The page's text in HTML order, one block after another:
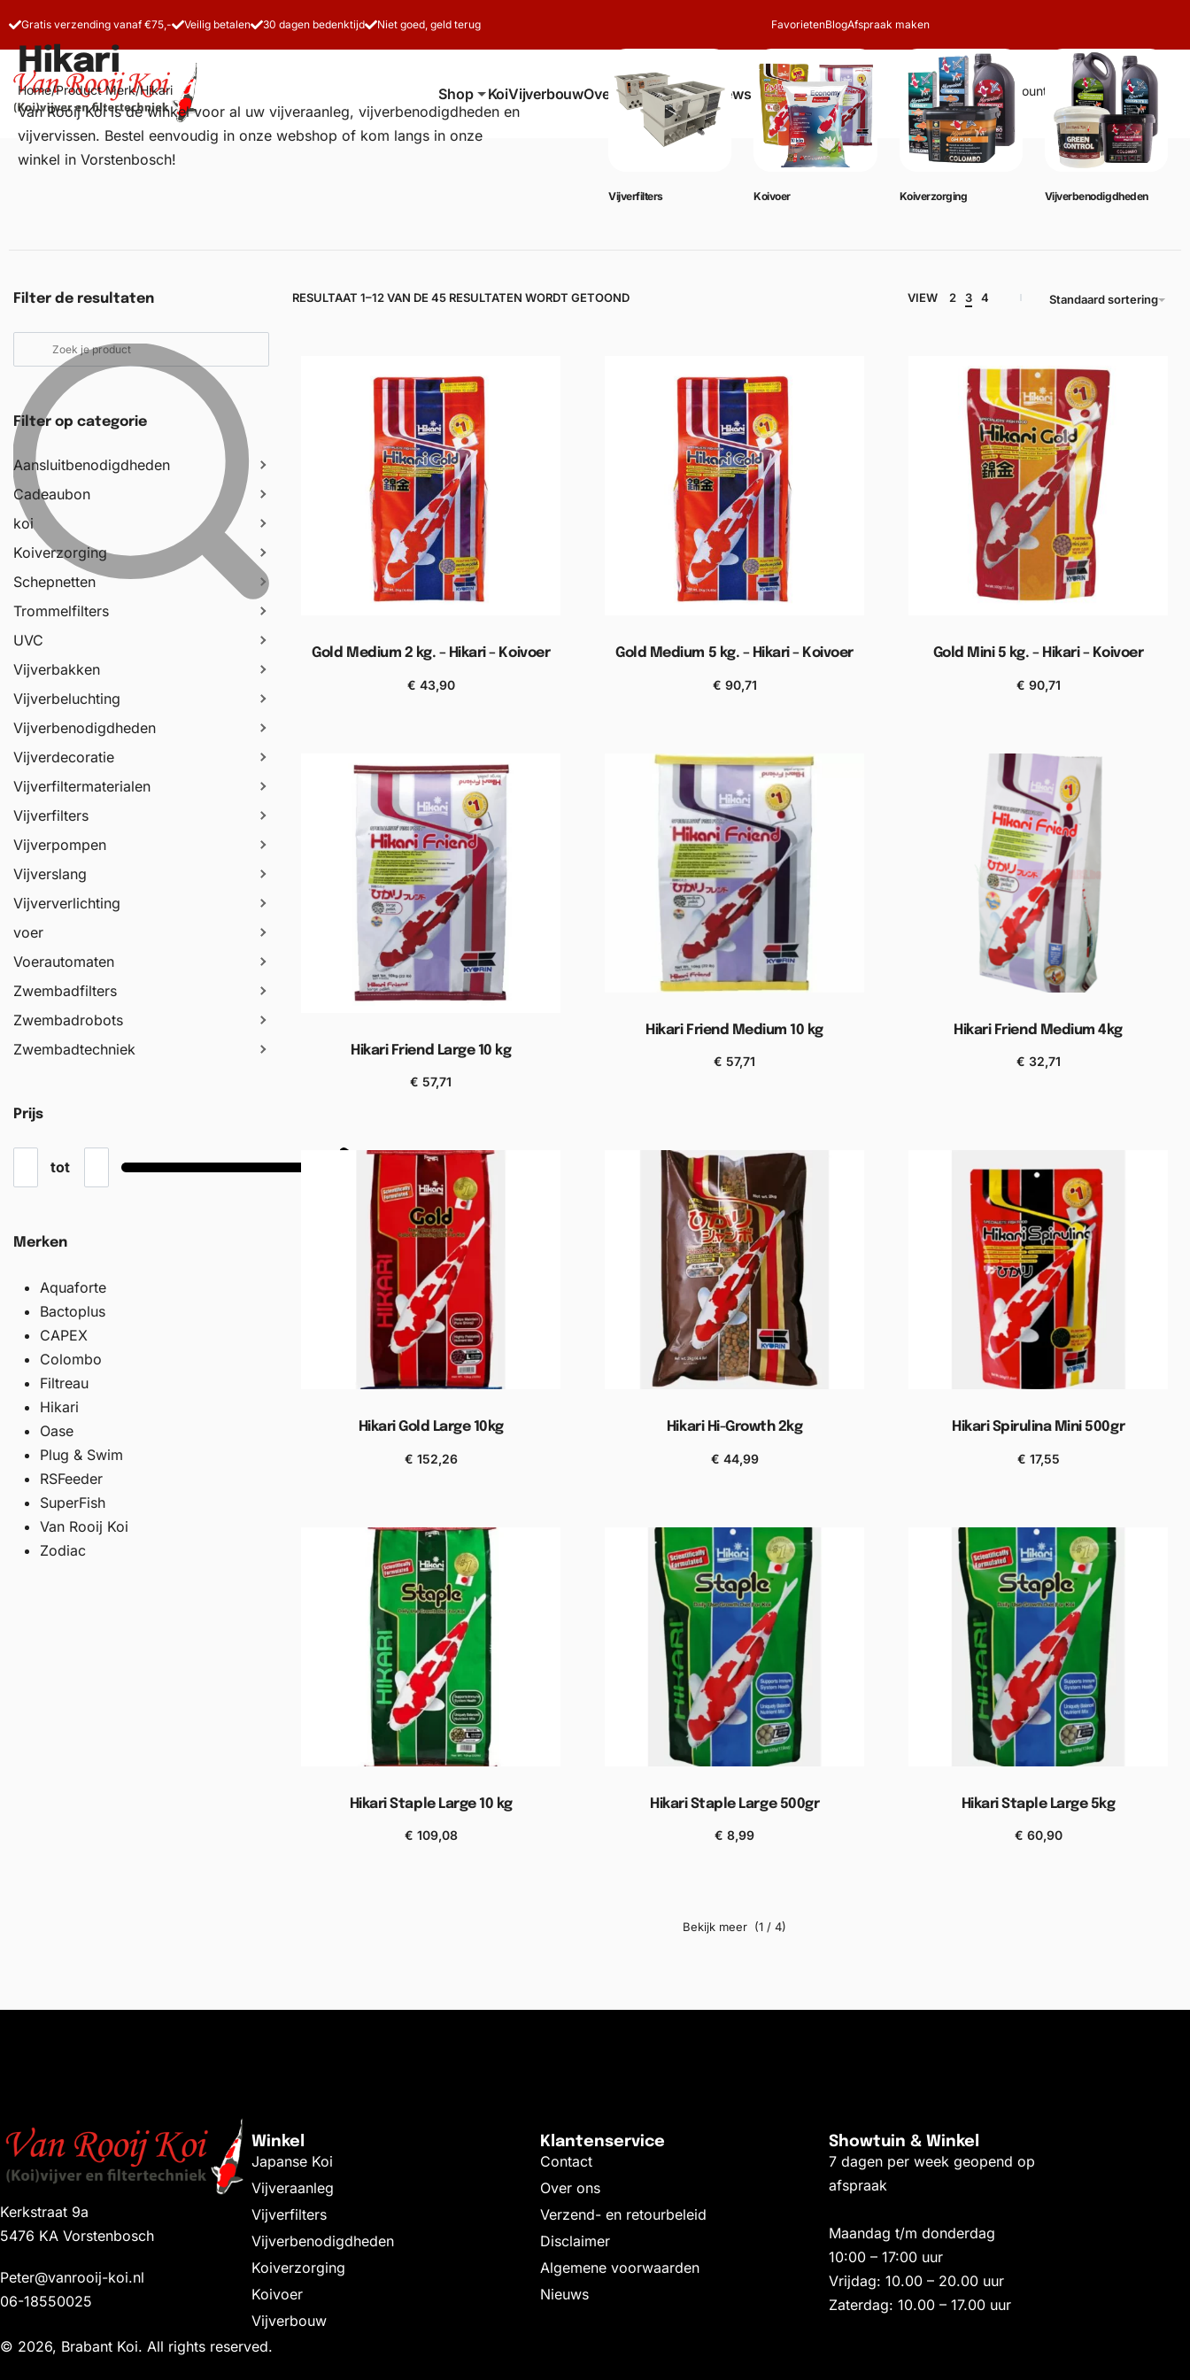
Gratis verzending vanaf €75,- Veilig betalen 30 dagen bedenktijd Niet goed, geld terug FavorietenBlogAfspraak maken
Shop KoiVijverbouwOver onsContactReviews Zoeken Account Winkelwagen 0
Hikari
Home/Product Merk/Hikari
Van Rooij Koi is dé winkel voor al uw vijveraanleg, vijverbenodigdheden en
vijvervissen. Bestel eenvoudig in onze webshop of kom langs in onze
winkel in Vorstenbosch!
Vijverfilters Koivoer Koiverzorging Vijverbenodigdheden
Filter de resultaten
Filter op categorie
Aansluitbenodigdheden
Cadeaubon
koi
Koiverzorging
Schepnetten
Trommelfilters
UVC
Vijverbakken
Vijverbeluchting
Vijverbenodigdheden
Vijverdecoratie
Vijverfiltermaterialen
Vijverfilters
Vijverpompen
Vijverslang
Vijververlichting
voer
Voerautomaten
Zwembadfilters
Zwembadrobots
Zwembadtechniek
Prijs
tot
Merken
Aquaforte
Bactoplus
CAPEX
Colombo
Filtreau
Hikari
Oase
Plug & Swim
RSFeeder
SuperFish
Van Rooij Koi
Zodiac
RESULTAAT 1–12 VAN DE 45 RESULTATEN WORDT GETOOND VIEW 2 3 4 Standaard sortering
Gold Medium 2 kg. – Hikari – Koivoer
€ 43,90
Gold Medium 5 kg. – Hikari – Koivoer
€ 90,71
Gold Mini 5 kg. – Hikari – Koivoer
€ 90,71
Hikari Friend Large 10 kg
€ 57,71
Hikari Friend Medium 10 kg
€ 57,71
Hikari Friend Medium 4kg
€ 32,71
Hikari Gold Large 10kg
€ 152,26
Hikari Hi-Growth 2kg
€ 44,99
Hikari Spirulina Mini 500gr
€ 17,55
Hikari Staple Large 10 kg
€ 109,08
Hikari Staple Large 500gr
€ 8,99
Hikari Staple Large 5kg
€ 60,90
(1 / 4)
Kerkstraat 9a
5476 KA Vorstenbosch
Peter@vanrooij-koi.nl
06-18550025
Winkel
Japanse Koi
Vijveraanleg
Vijverfilters
Vijverbenodigdheden
Koiverzorging
Koivoer
Vijverbouw
Klantenservice
Contact
Over ons
Verzend- en retourbeleid
Disclaimer
Algemene voorwaarden
Nieuws
Showtuin & Winkel
7 dagen per week geopend op
afspraak
Maandag t/m donderdag
10:00 – 17:00 uur
Vrijdag: 10.00 – 20.00 uur
Zaterdag: 10.00 – 17.00 uur
© 2026, Brabant Koi. All rights reserved.